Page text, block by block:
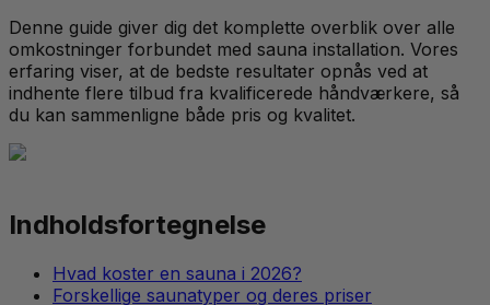
Denne guide giver dig det komplette overblik over alle
omkostninger forbundet med sauna installation. Vores
erfaring viser, at de bedste resultater opnås ved at
indhente flere tilbud fra kvalificerede håndværkere, så
du kan sammenligne både pris og kvalitet.
Indholdsfortegnelse
Hvad koster en sauna i 2026?
Forskellige saunatyper og deres priser